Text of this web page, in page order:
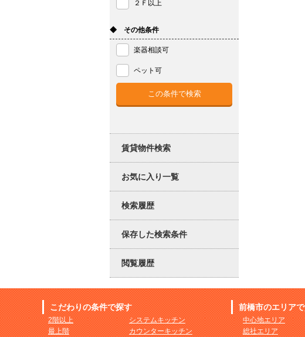
２Ｆ以上
◆ その他条件
楽器相談可
ペット可
賃貸物件検索
お気に入り一覧
検索履歴
保存した検索条件
閲覧履歴
こだわりの条件で探す
2階以上
最上階
システムキッチン
カウンターキッチン
前橋市のエリア
中心地エリア
総社エリア